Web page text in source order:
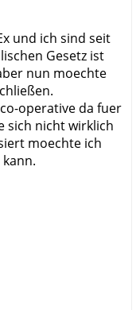
und ich sind seit
Gesetz ist
nun moechte
operative da fuer
sich nicht wirklich
moechte ich